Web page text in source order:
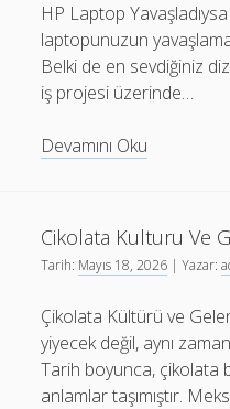
Yontemler
HP Laptop Yavaşladıysa
laptopunuzun
Belki de en sevdiğiniz
iş projesi üzerinde…
Devamını Oku
Yapilmali
Cikolata Kulturu Ve
Tarih: Mayıs 18, 2026 | Yazar:
Çikolata Kültürü ve
yiyecek değil, aynı
Tarih boyunca, çikolata
anlamlar taşımıştır.